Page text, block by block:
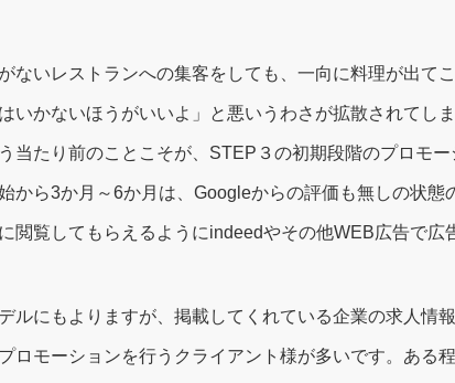
ないレストランへの集客をしても、一向に料理が出て
いかないほうがいいよ」と悪いうわさが拡散されてし
当たり前のことこそが、STEP３の初期段階のプロモ
から3か月～6か月は、Googleからの評価も無しの状
閲覧してもらえるようにindeedやその他WEB広告で広
ルにもよりますが、掲載してくれている企業の求人
ロモーションを行うクライアント様が多いです。あ